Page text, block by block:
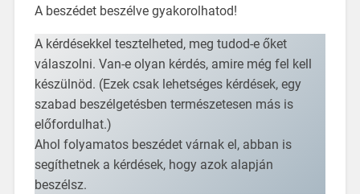
A beszédet beszélve gyakorolhatod!
A kérdésekkel tesztelheted, meg tudod-e őket
válaszolni. Van-e olyan kérdés, amire még fel kell
készülnöd. (Ezek csak lehetséges kérdések, egy
szabad beszélgetésben természetesen más is
előfordulhat.)
Ahol folyamatos beszédet várnak el, abban is
segíthetnek a kérdések, hogy azok alapján
beszélsz.